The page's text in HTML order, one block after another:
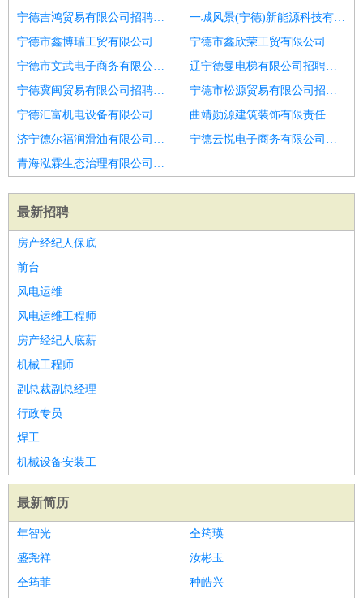
宁德吉鸿贸易有限公司招聘核算员
一城风景(宁德)新能源科技有限公司招聘人事行政兼出纳
宁德市鑫博瑞工贸有限公司招聘出纳员
宁德市鑫欣荣工贸有限公司招聘出纳员
宁德市文武电子商务有限公司招聘资金专员
辽宁德曼电梯有限公司招聘济宁市招聘出纳1人
宁德冀闽贸易有限公司招聘案场出纳
宁德市松源贸易有限公司招聘临沂市招聘出纳2人
宁德汇富机电设备有限公司招聘河津市东辛封洗煤限出纳一名包
曲靖勋源建筑装饰有限责任公司招聘AR
济宁德尔福润滑油有限公司招聘出纳员
宁德云悦电子商务有限公司招聘出纳
青海泓霖生态治理有限公司招聘出纳员
最新招聘
房产经纪人保底
前台
风电运维
风电运维工程师
房产经纪人底薪
机械工程师
副总裁副总经理
行政专员
焊工
机械设备安装工
最新简历
年智光
仝筠瑛
盛尧祥
汝彬玉
仝筠菲
种皓兴